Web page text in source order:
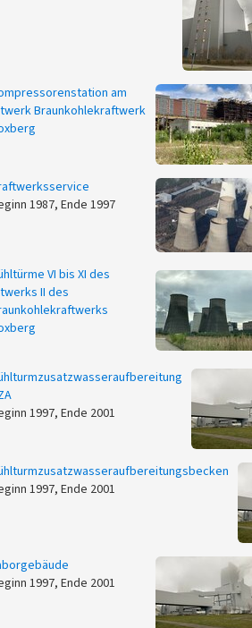
am
Braunkohlekraftwerk
1987, Ende 1997
VI bis XI des
II des
1997, Ende 2001
1997, Ende 2001
1997, Ende 2001